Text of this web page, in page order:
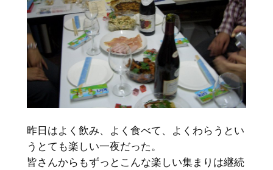
昨日はよく飲み、よく食べて、よくわらうとい
うとても楽しい一夜だった。
皆さんからもずっとこんな楽しい集まりは継続